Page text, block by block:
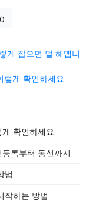
0
게 잡으면 덜 헤맵니
렇게 확인하세요
확인하세요
록부터 동선까지
법
작하는 방법